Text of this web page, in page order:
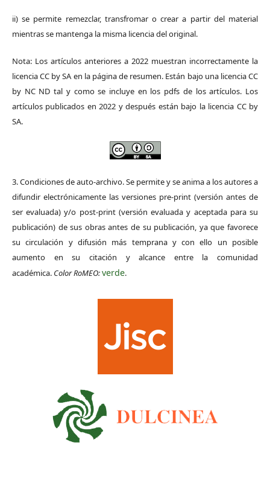
ii) se permite remezclar, transfromar o crear a partir del material
mientras se mantenga la misma licencia del original.
Nota: Los artículos anteriores a 2022 muestran incorrectamente la
licencia CC by SA en la página de resumen. Están bajo una licencia CC
by NC ND tal y como se incluye en los pdfs de los artículos. Los
artículos publicados en 2022 y después están bajo la licencia CC by
SA.
3. Condiciones de auto-archivo. Se permite y se anima a los autores a
difundir electrónicamente las versiones pre-print (versión antes de
ser evaluada) y/o post-print (versión evaluada y aceptada para su
publicación) de sus obras antes de su publicación, ya que favorece
su circulación y difusión más temprana y con ello un posible
aumento en su citación y alcance entre la comunidad
académica. Color RoMEO:verde.